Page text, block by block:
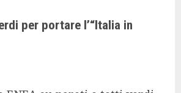
per portare l’“Italia in